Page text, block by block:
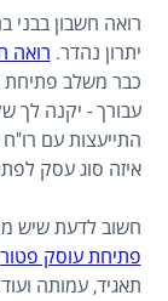
רואה חשבון בבני
יתרון נהדר. רואה
כבר משלב פתיחת
עבורך - יקנה לך
התייעצות עם
איזה סוג עסק
חשוב לדעת שיש
פתיחת עוסק פטור
תאגיד, עמותה